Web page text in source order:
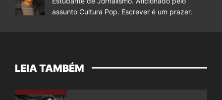
assunto Cultura Pop. Escrever é um prazer.
LEIA TAMBÉM